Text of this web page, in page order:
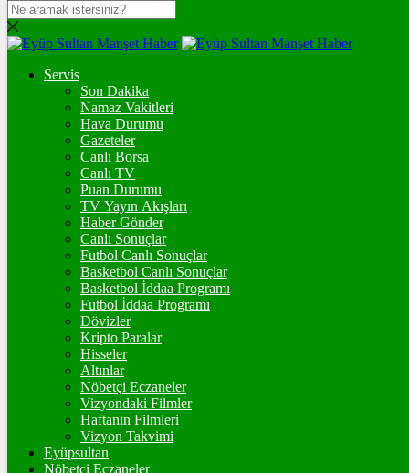
DOLAR
47,5983$% 0.05
EURO
% -0.1
STERLİN
% 0.11
GRAM ALTIN
%-0,01
%-0,24
BİTCOİN
ETHEREUM
TETHER
Servis
Son Dakika
Namaz Vakitleri
Hava Durumu
Gazeteler
Canlı Borsa
Canlı TV
Puan Durumu
TV Yayın Akışları
Haber Gönder
Canlı Sonuçlar
Futbol Canlı Sonuçlar
Basketbol Canlı Sonuçlar
Basketbol İddaa Programı
Futbol İddaa Programı
Dövizler
Kripto Paralar
Hisseler
Altınlar
Nöbetçi Eczaneler
Vizyondaki Filmler
Haftanın Filmleri
Vizyon Takvimi
Eyüpsultan
Nöbetçi Eczaneler